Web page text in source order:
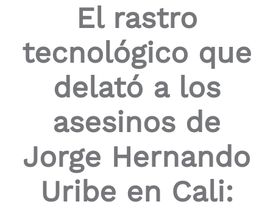
activates
El rastro
tecnológico que
delató a los
asesinos de
Jorge Hernando
Uribe en Cali: